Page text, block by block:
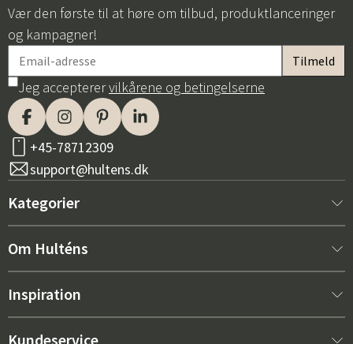
Vær den første til at høre om tilbud, produktlanceringer
og kampagner!
Jeg accepterervilkårene og betingelserne
+45-78712309
support@hultens.dk
Kategorier
Nyt hos os
Indretning
Om Hulténs
Om Hulténs
Inspiration
Bestsellere
Kundeservice